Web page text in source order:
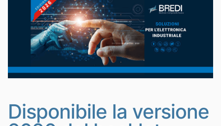
Disponibile la versione